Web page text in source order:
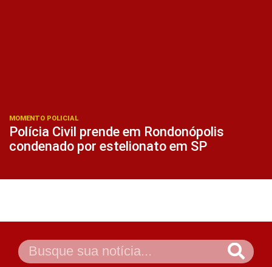
MOMENTO POLICIAL
Polícia Civil prende em Rondonópolis
condenado por estelionato em SP